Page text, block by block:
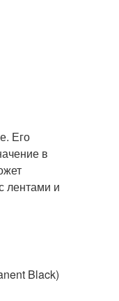
Его
в
лентами и
Black)